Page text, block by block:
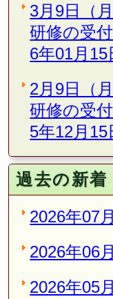
3月9日（
研修の受
6年01月15
2月9日（
研修の受
5年12月15
過去の新着
2026年07
2026年06
2026年05